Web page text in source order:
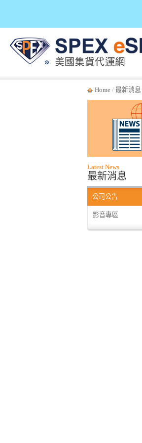
Home / 最新消息
Latest News
最新消息
公司公告
影音專區